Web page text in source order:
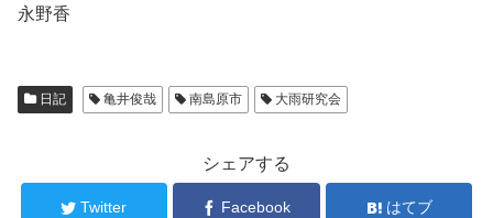
永野香
日記 亀井俊哉 南島原市 大雨研究会
シェアする
Twitter Facebook はてブ